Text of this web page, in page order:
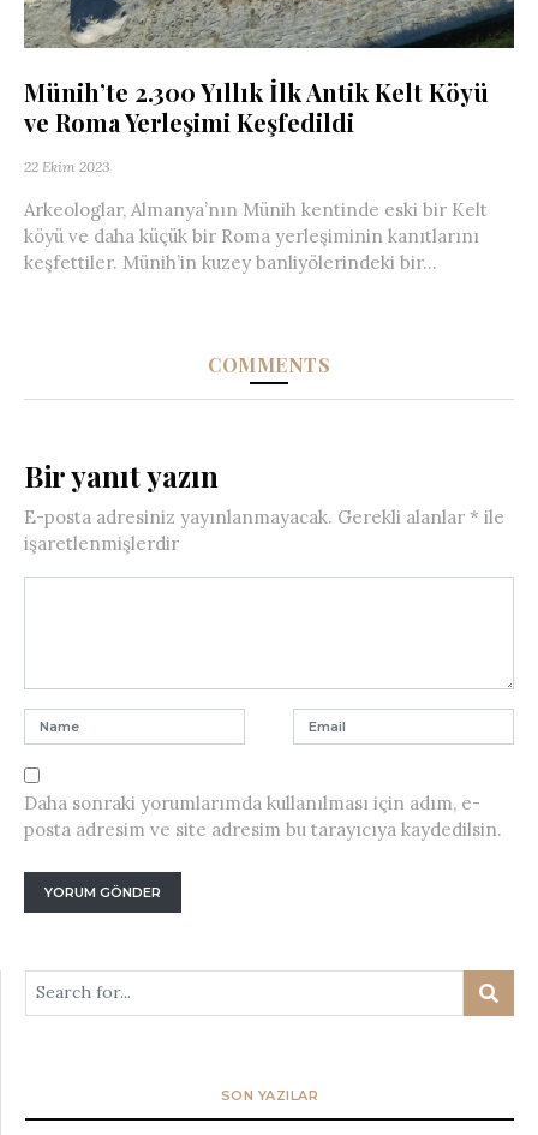
Münih’te 2.300 Yıllık İlk Antik Kelt Köyü
ve Roma Yerleşimi Keşfedildi
22 Ekim 2023
Arkeologlar, Almanya’nın Münih kentinde eski bir Kelt
köyü ve daha küçük bir Roma yerleşiminin kanıtlarını
keşfettiler. Münih’in kuzey banliyölerindeki bir...
COMMENTS
Bir yanıt yazın
E-posta adresiniz yayınlanmayacak. Gerekli alanlar * ile
işaretlenmişlerdir
Daha sonraki yorumlarımda kullanılması için adım, e-
posta adresim ve site adresim bu tarayıcıya kaydedilsin.
SON YAZILAR